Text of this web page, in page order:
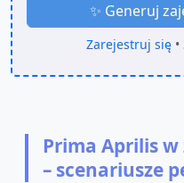
✨ Generuj
Zarejestruj się•
Prima Aprilis w
– scenariusze